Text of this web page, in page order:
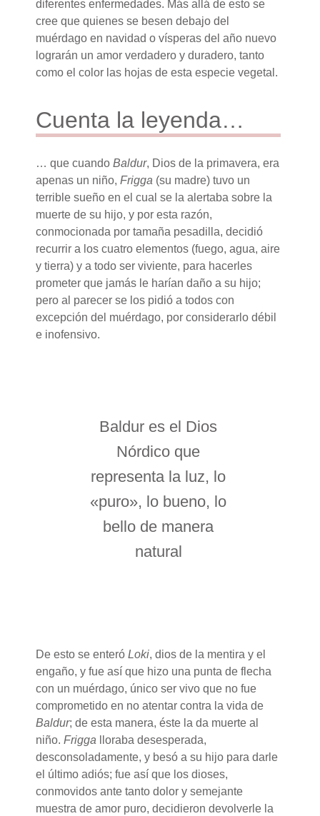
diferentes enfermedades. Más allá de esto se
cree que quienes se besen debajo del
muérdago en navidad o vísperas del año nuevo
lograrán un amor verdadero y duradero, tanto
como el color las hojas de esta especie vegetal.
Cuenta la leyenda…
… que cuando Baldur, Dios de la primavera, era
apenas un niño, Frigga (su madre) tuvo un
terrible sueño en el cual se la alertaba sobre la
muerte de su hijo, y por esta razón,
conmocionada por tamaña pesadilla, decidió
recurrir a los cuatro elementos (fuego, agua, aire
y tierra) y a todo ser viviente, para hacerles
prometer que jamás le harían daño a su hijo;
pero al parecer se los pidió a todos con
excepción del muérdago, por considerarlo débil
e inofensivo.
Baldur es el Dios
Nórdico que
representa la luz, lo
«puro», lo bueno, lo
bello de manera
natural
De esto se enteró Loki, dios de la mentira y el
engaño, y fue así que hizo una punta de flecha
con un muérdago, único ser vivo que no fue
comprometido en no atentar contra la vida de
Baldur; de esta manera, éste la da muerte al
niño. Frigga lloraba desesperada,
desconsoladamente, y besó a su hijo para darle
el último adiós; fue así que los dioses,
conmovidos ante tanto dolor y semejante
muestra de amor puro, decidieron devolverle la